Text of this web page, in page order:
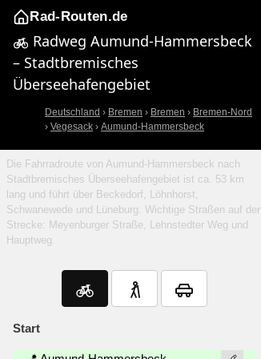
Rad-Routen.de
Radweg Aumund-Hammersbeck
– Stadtbremisches
Überseehafengebiet
Deutschland › Bremen › Bremen › Bremen-Nord
› Vegesack › Aumund-Hammersbeck
Die Fahrradroute von Aumund-Hammersbeck nach
Stadtbremisches Überseehafengebiet ist ca. 53 km
lang und führt über Beckedorf, Löhnhorst,
Schwanewede und Lüneburg. Wichtige Straßen auf der
Strecke: Meyenburger Straße, Lehnstedter Weg und
Hauptweg.
Start